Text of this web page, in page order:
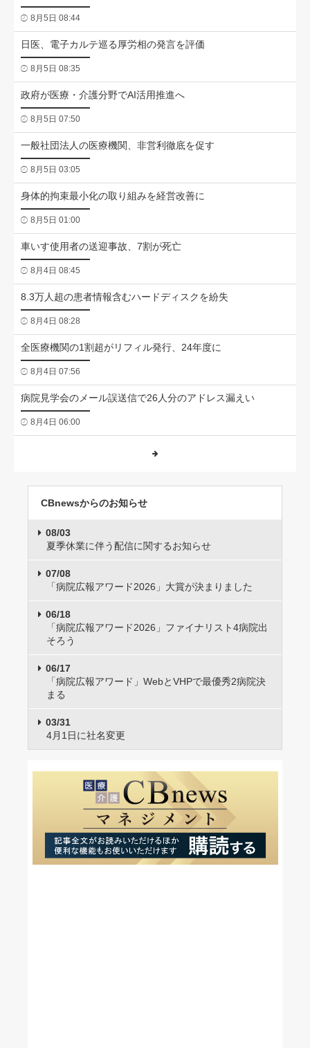
8月5日 08:44
日医、電子カルテ巡る厚労相の発言を評価
8月5日 08:35
政府が医療・介護分野でAI活用推進へ
8月5日 07:50
一般社団法人の医療機関、非営利徹底を促す
8月5日 03:05
身体的拘束最小化の取り組みを経営改善に
8月5日 01:00
車いす使用者の送迎事故、7割が死亡
8月4日 08:45
8.3万人超の患者情報含むハードディスクを紛失
8月4日 08:28
全医療機関の1割超がリフィル発行、24年度に
8月4日 07:56
病院見学会のメール誤送信で26人分のアドレス漏えい
8月4日 06:00
CBnewsからのお知らせ
08/03
夏季休業に伴う配信に関するお知らせ
07/08
「病院広報アワード2026」大賞が決まりました
06/18
「病院広報アワード2026」ファイナリスト4病院出
そろう
06/17
「病院広報アワード」WebとVHPで最優秀2病院決
まる
03/31
4月1日に社名変更